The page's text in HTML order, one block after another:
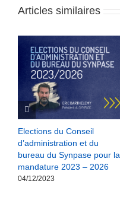
Articles similaires
Elections du Conseil
d’administration et du
bureau du Synpase pour la
mandature 2023 – 2026
04/12/2023